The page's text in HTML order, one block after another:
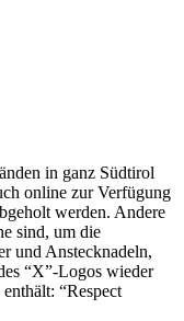
in ganz Südtirol
online zur Verfügung
werden. Andere
sind, um die
und Anstecknadeln,
“X”-Logos wieder
“Respect